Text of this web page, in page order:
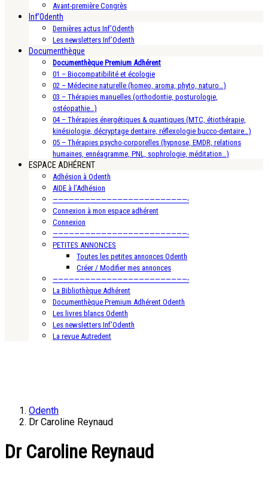
Avant-première Congrès
Inf’Odenth
Dernières actus Inf’Odenth
Les newsletters Inf’Odenth
Documenthèque
Documenthèque Premium Adhérent
01 – Biocompatibilité et écologie
02 – Médecine naturelle (homeo, aroma, phyto, naturo…)
03 – Thérapies manuelles (orthodontie, posturologie,
ostéopathie…)
04 – Thérapies énergétiques & quantiques (MTC, étiothérapie,
kinésiologie, décryptage dentaire, réflexologie bucco-dentaire…)
05 – Thérapies psycho-corporelles (hypnose, EMDR, relations
humaines, ennéagramme, PNL, sophrologie, méditation…)
ESPACE ADHÉRENT
Adhésion à Odenth
AIDE à l’Adhésion
—————————————————————————-
Connexion à mon espace adhérent
Connexion
—————————————————————————-
PETITES ANNONCES
Toutes les petites annonces Odenth
Créer / Modifier mes annonces
—————————————————————————-
La Bibliothèque Adhérent
Documenthèque Premium Adhérent Odenth
Les livres blancs Odenth
Les newsletters Inf’Odenth
La revue Autredent
Odenth
Dr Caroline Reynaud
Dr Caroline Reynaud